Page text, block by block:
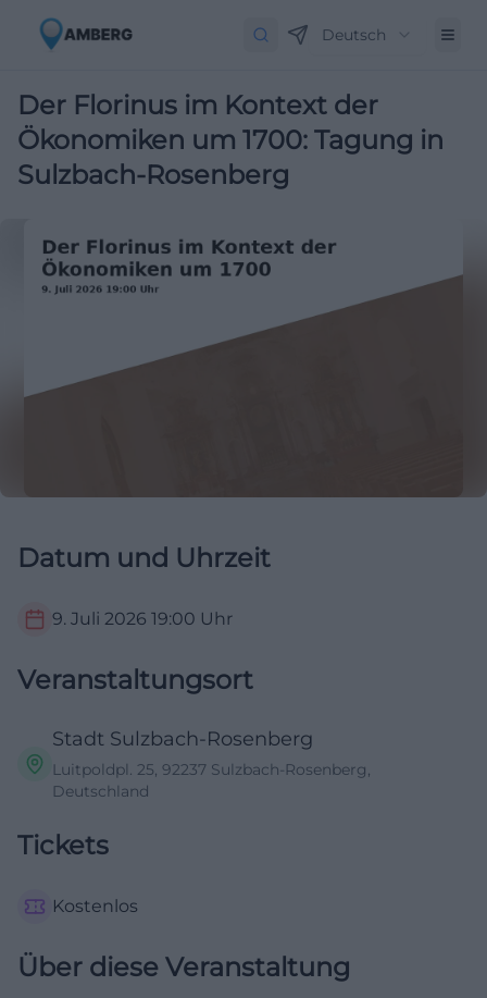
Deutsch
Der Florinus im Kontext der
Ökonomiken um 1700: Tagung in
Sulzbach-Rosenberg
Datum und Uhrzeit
9. Juli 2026 19:00 Uhr
Veranstaltungsort
Stadt Sulzbach-Rosenberg
Luitpoldpl. 25, 92237 Sulzbach-Rosenberg,
Deutschland
Tickets
Kostenlos
Über diese Veranstaltung